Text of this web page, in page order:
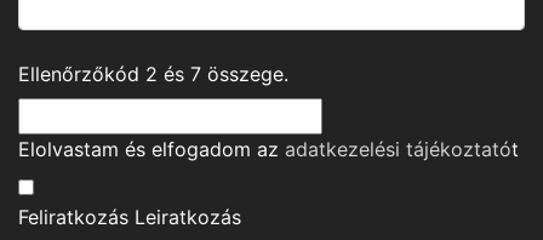
Ellenőrzőkód 2 és 7 összege.
Elolvastam és elfogadom az adatkezelési tájékoztatót
Feliratkozás Leiratkozás